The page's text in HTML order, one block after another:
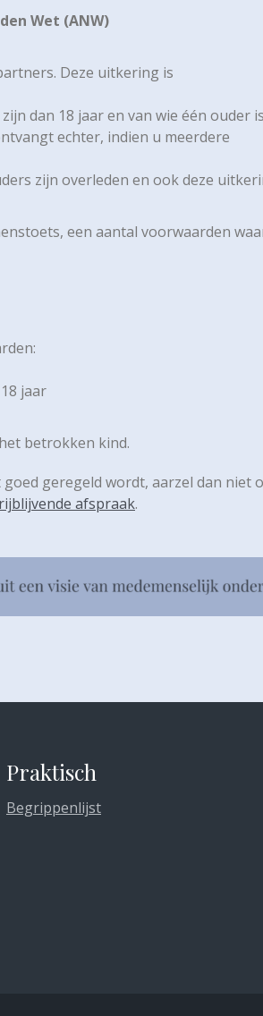
Wet (ANW)
Deze uitkering is
dan 18 jaar en van wie één ouder is
echter, indien u meerdere
zijn overleden en ook deze
een aantal voorwaarden
jaar
betrokken kind.
geregeld wordt, aarzel dan niet
afspraak.
Praktisch
Begrippenlijst